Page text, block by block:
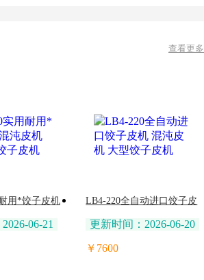
查看更多
用*饺子皮机
06-21
LB4-220全自动进口饺子皮
更新时间：2026-06-20
￥7600